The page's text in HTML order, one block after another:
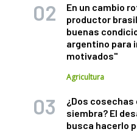
En un cambio
productor
buenas
argentino para
motivados"
Agricultura
¿Dos cosechas
siembra? El
busca hacerlo